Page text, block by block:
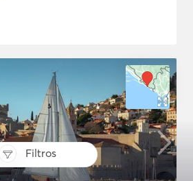
Filtros